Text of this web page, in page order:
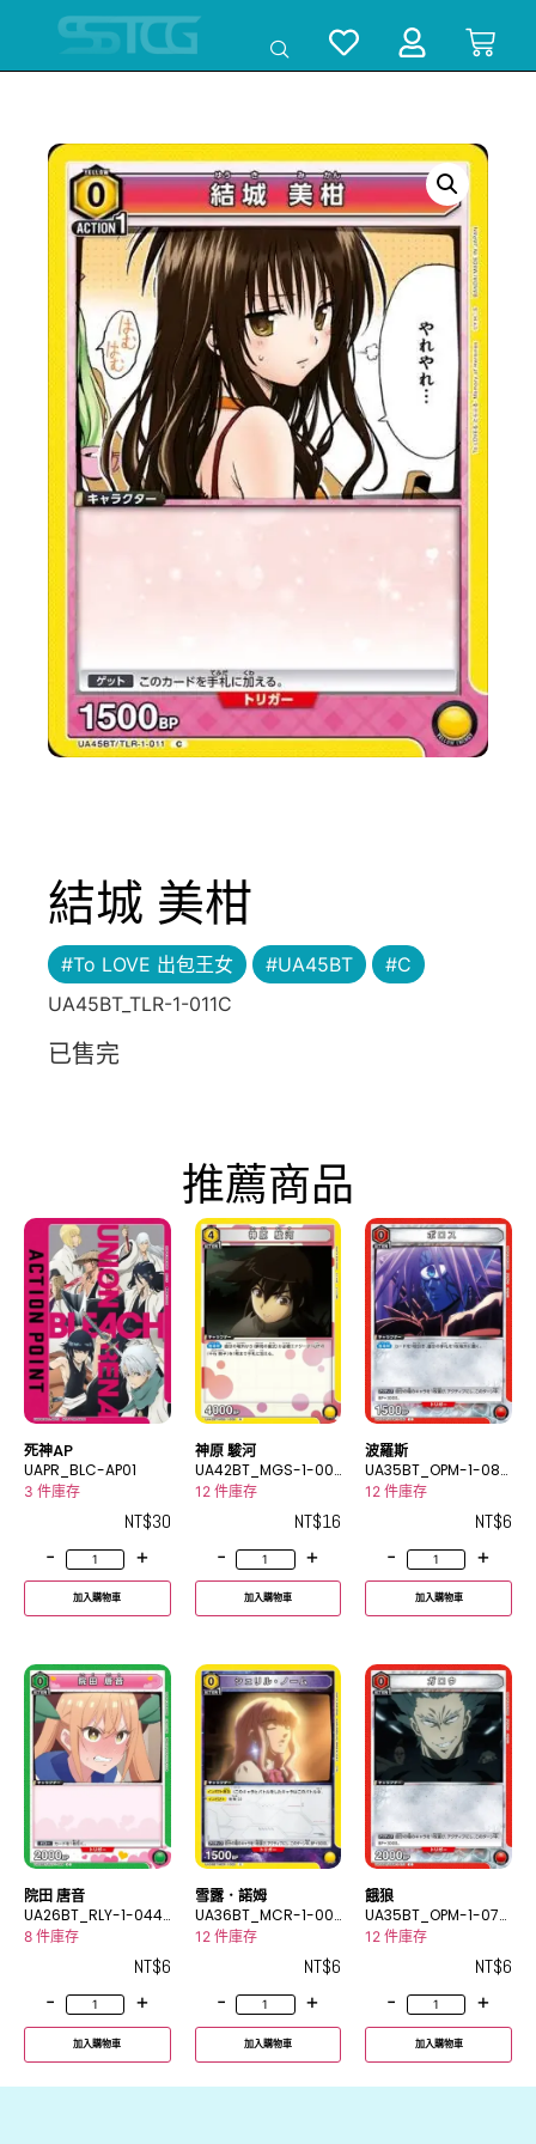
結城 美柑
#To LOVE 出包王女 #UA45BT
#C
UA45BT_TLR-1-011C
已售完
推薦商品
死神AP
UAPR_BLC-AP01
3 件庫存
NT$30
-
+
加入購物車
神原 駿河
UA42BT_MGS-1-00
8R
12 件庫存
NT$16
-
+
加入購物車
波羅斯
UA35BT_OPM-1-080
C
12 件庫存
NT$6
-
+
加入購物車
院田 唐音
UA26BT_RLY-1-044
C
8 件庫存
NT$6
-
+
加入購物車
雪露．諾姆
UA36BT_MCR-1-00
3C
12 件庫存
NT$6
-
+
加入購物車
餓狼
UA35BT_OPM-1-073
C
12 件庫存
NT$6
-
+
加入購物車